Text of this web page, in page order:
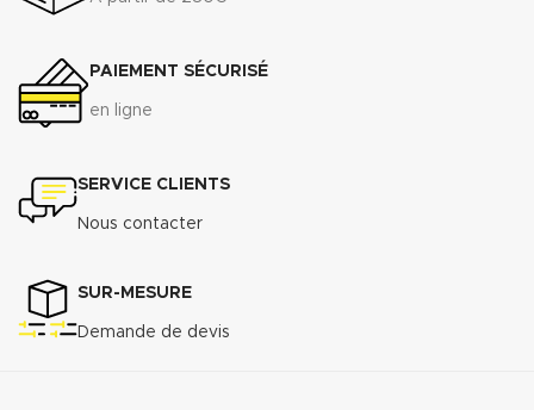
PAIEMENT SÉCURISÉ
en ligne
SERVICE CLIENTS
Nous contacter
SUR-MESURE
Demande de devis